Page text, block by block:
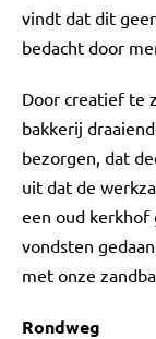
vindt dat dit
bedacht door
Door creatief te
bakkerij
bezorgen, dat
uit dat de
een oud kerkhof
vondsten
met onze
Rondweg